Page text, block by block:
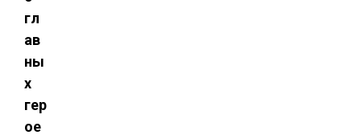
гл
ав
ны
х
гер
ое